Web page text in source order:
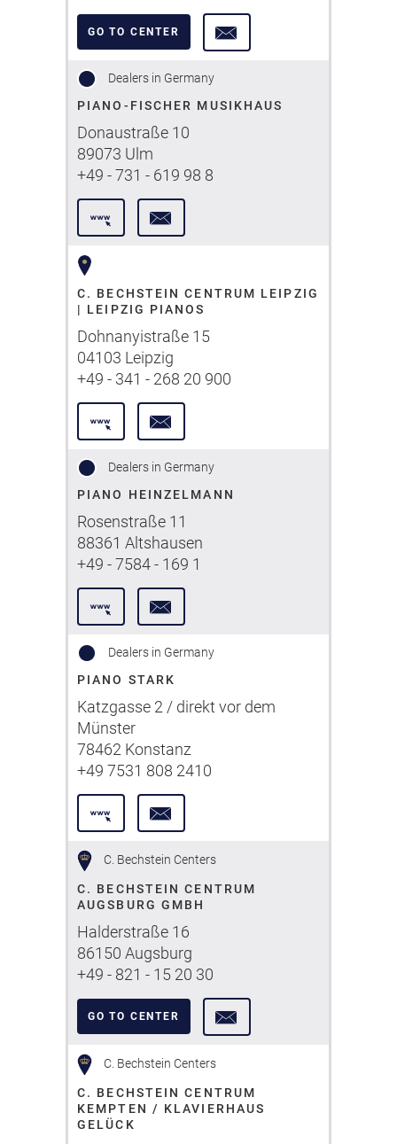
GO TO CENTER
Dealers in Germany
PIANO-FISCHER MUSIKHAUS
Donaustraße 10
89073 Ulm
+49 - 731 - 619 98 8
C. BECHSTEIN CENTRUM LEIPZIG
| LEIPZIG PIANOS
Dohnanyistraße 15
04103 Leipzig
+49 - 341 - 268 20 900
Dealers in Germany
PIANO HEINZELMANN
Rosenstraße 11
88361 Altshausen
+49 - 7584 - 169 1
Dealers in Germany
PIANO STARK
Katzgasse 2 / direkt vor dem
Münster
78462 Konstanz
+49 7531 808 2410
C. Bechstein Centers
C. BECHSTEIN CENTRUM
AUGSBURG GMBH
Halderstraße 16
86150 Augsburg
+49 - 821 - 15 20 30
GO TO CENTER
C. Bechstein Centers
C. BECHSTEIN CENTRUM
KEMPTEN / KLAVIERHAUS
GELÜCK